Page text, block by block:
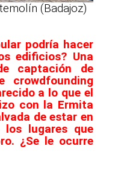
(Badajoz)
podría hacer
edificios? Una
captación de
crowdfounding
a lo que el
con la Ermita
de estar en
lugares que
¿Se le ocurre